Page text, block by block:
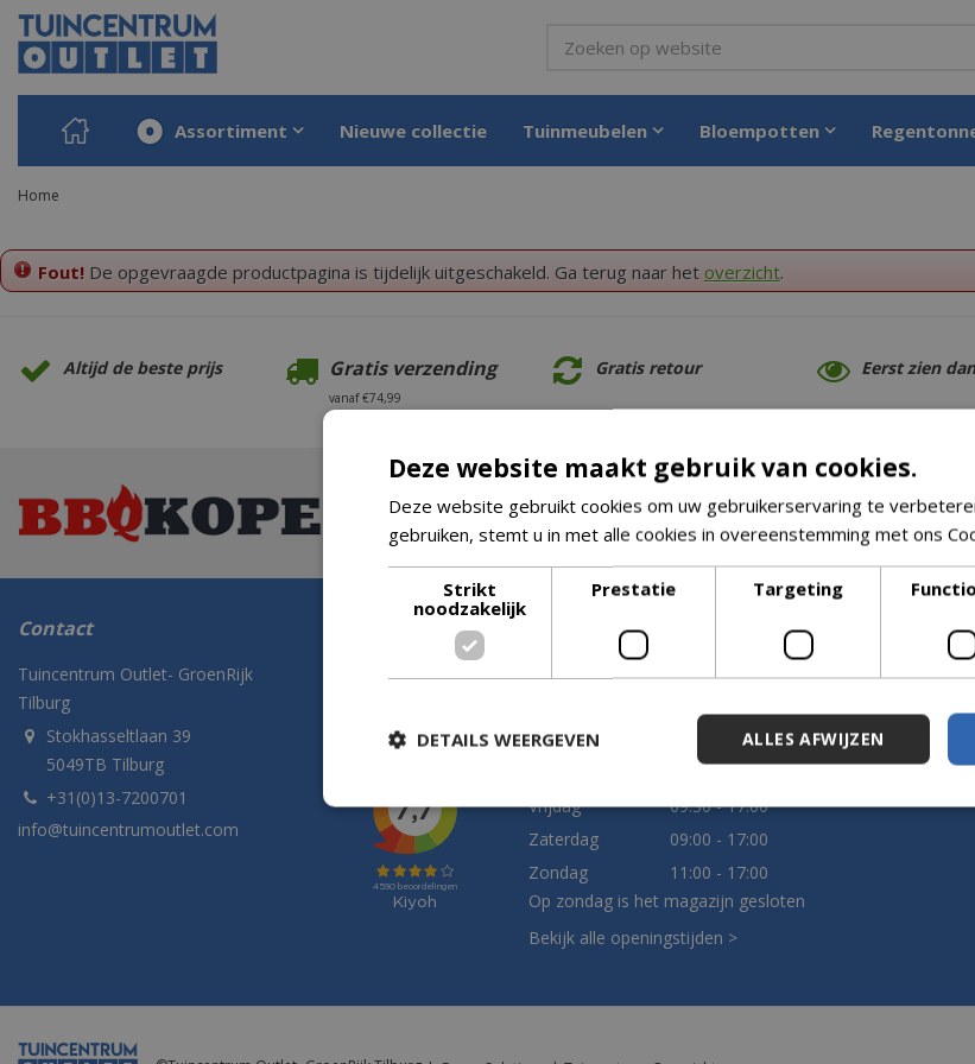
Ga
naar
content
Home
Assortiment Nieuwe collectie Tuinmeubelen Bloempotten
Fout! De opgevraagde productpagina is tijdelijk uitgeschakeld. Ga terug naar het overzicht.
Altijd de beste prijs Gratis verzending
vanaf €74,99
Gratis retour Eerst zien
Contact
Tuincentrum Outlet- GroenRijk
Tilburg
Stokhasseltlaan 39
5049TB Tilburg
+31(0)13-7200701
info@tuincentrumoutlet.com
Openingstijden
Maandag
11:00 - 17:00
Woensdag
09:30 - 17:00
Vrijdag
09:30 - 17:00
Zaterdag
09:00 - 17:00
Zondag
11:00 - 17:00
Op zondag is het magazijn gesloten
Bekijk alle openingstijden >
Meer
Klantenservice
Disclaimer
Deze website maakt gebruik van cookies.
Deze website gebruikt cookies om uw gebruikerservaring te
gebruiken, stemt u in met alle cookies in overeenstemming met ons
Strikt
noodzakelijk
Prestatie Targeting
ALLES AFWIJZEN
DETAILS WEERGEVEN